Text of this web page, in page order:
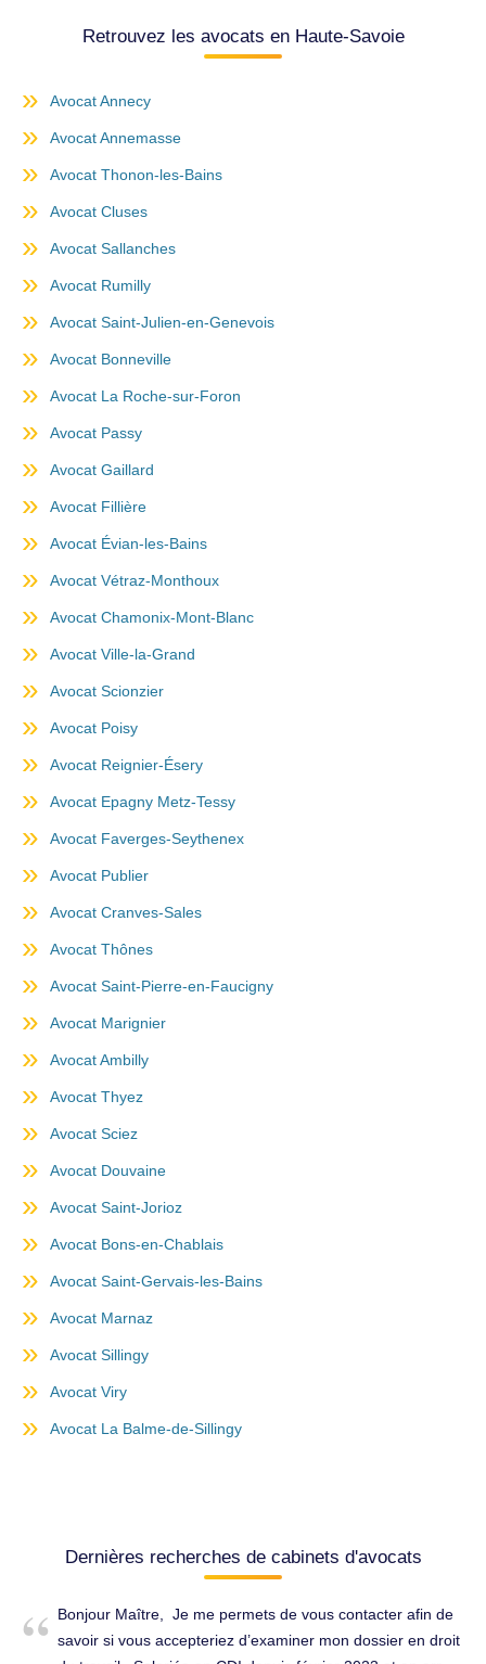
Retrouvez les avocats en Haute-Savoie
Avocat Annecy
Avocat Annemasse
Avocat Thonon-les-Bains
Avocat Cluses
Avocat Sallanches
Avocat Rumilly
Avocat Saint-Julien-en-Genevois
Avocat Bonneville
Avocat La Roche-sur-Foron
Avocat Passy
Avocat Gaillard
Avocat Fillière
Avocat Évian-les-Bains
Avocat Vétraz-Monthoux
Avocat Chamonix-Mont-Blanc
Avocat Ville-la-Grand
Avocat Scionzier
Avocat Poisy
Avocat Reignier-Ésery
Avocat Epagny Metz-Tessy
Avocat Faverges-Seythenex
Avocat Publier
Avocat Cranves-Sales
Avocat Thônes
Avocat Saint-Pierre-en-Faucigny
Avocat Marignier
Avocat Ambilly
Avocat Thyez
Avocat Sciez
Avocat Douvaine
Avocat Saint-Jorioz
Avocat Bons-en-Chablais
Avocat Saint-Gervais-les-Bains
Avocat Marnaz
Avocat Sillingy
Avocat Viry
Avocat La Balme-de-Sillingy
Dernières recherches de cabinets d'avocats
Bonjour Maître, Je me permets de vous contacter afin de
savoir si vous accepteriez d’examiner mon dossier en droit